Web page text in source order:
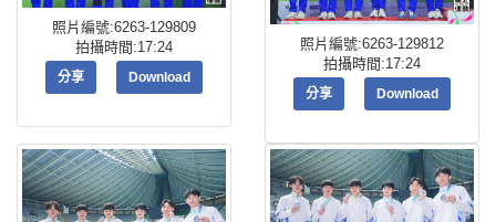
照片編號:6263-129809
拍攝時間:17:24
分享 Download
照片編號:6263-129812
拍攝時間:17:24
分享 Download